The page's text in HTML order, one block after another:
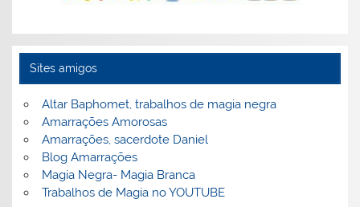
Sites amigos
Altar Baphomet, trabalhos de magia negra
Amarrações Amorosas
Amarrações, sacerdote Daniel
Blog Amarrações
Magia Negra- Magia Branca
Trabalhos de Magia no YOUTUBE